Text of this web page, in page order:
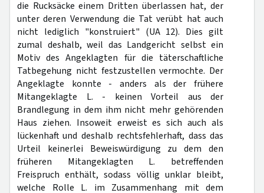
die Rucksäcke einem Dritten überlassen hat, der
unter deren Verwendung die Tat verübt hat auch
nicht lediglich "konstruiert" (UA 12). Dies gilt
zumal deshalb, weil das Landgericht selbst ein
Motiv des Angeklagten für die täterschaftliche
Tatbegehung nicht festzustellen vermochte. Der
Angeklagte konnte - anders als der frühere
Mitangeklagte L. - keinen Vorteil aus der
Brandlegung in dem ihm nicht mehr gehörenden
Haus ziehen. Insoweit erweist es sich auch als
lückenhaft und deshalb rechtsfehlerhaft, dass das
Urteil keinerlei Beweiswürdigung zu dem den
früheren Mitangeklagten L. betreffenden
Freispruch enthält, sodass völlig unklar bleibt,
welche Rolle L. im Zusammenhang mit dem